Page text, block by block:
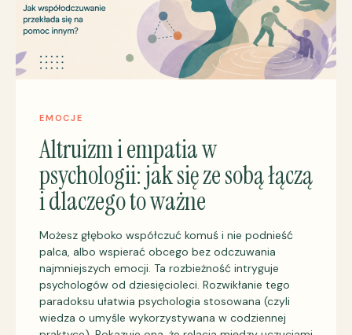
EMOCJE
Altruizm i empatia w
psychologii: jak się ze sobą łączą
i dlaczego to ważne
Możesz głęboko współczuć komuś i nie podnieść
palca, albo wspierać obcego bez odczuwania
najmniejszych emocji. Ta rozbieżność intryguje
psychologów od dziesięcioleci. Rozwikłanie tego
paradoksu ułatwia psychologia stosowana (czyli
wiedza o umyśle wykorzystywana w codziennej